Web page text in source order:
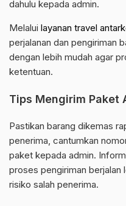
dahulu kepada admin.
Melalui layanan travel
perjalanan dan pengiriman
dengan lebih mudah agar
ketentuan.
Tips Mengirim Paket
Pastikan barang dikemas
penerima, cantumkan
paket kepada admin.
proses pengiriman berjalan
risiko salah penerima.